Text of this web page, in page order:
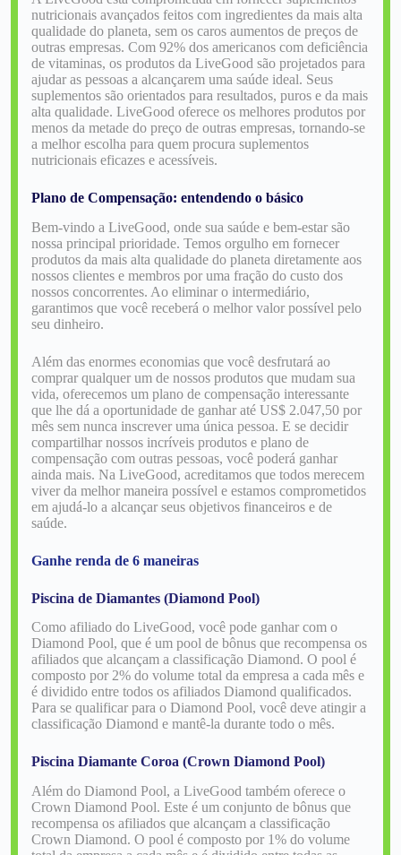
nutricionais avançados feitos com ingredientes da mais alta
qualidade do planeta, sem os caros aumentos de preços de
outras empresas. Com 92% dos americanos com deficiência
de vitaminas, os produtos da LiveGood são projetados para
ajudar as pessoas a alcançarem uma saúde ideal. Seus
suplementos são orientados para resultados, puros e da mais
alta qualidade. LiveGood oferece os melhores produtos por
menos da metade do preço de outras empresas, tornando-se
a melhor escolha para quem procura suplementos
nutricionais eficazes e acessíveis.
Plano de Compensação: entendendo o básico
Bem-vindo a LiveGood, onde sua saúde e bem-estar são
nossa principal prioridade. Temos orgulho em fornecer
produtos da mais alta qualidade do planeta diretamente aos
nossos clientes e membros por uma fração do custo dos
nossos concorrentes. Ao eliminar o intermediário,
garantimos que você receberá o melhor valor possível pelo
seu dinheiro.
Além das enormes economias que você desfrutará ao
comprar qualquer um de nossos produtos que mudam sua
vida, oferecemos um plano de compensação interessante
que lhe dá a oportunidade de ganhar até US$ 2.047,50 por
mês sem nunca inscrever uma única pessoa. E se decidir
compartilhar nossos incríveis produtos e plano de
compensação com outras pessoas, você poderá ganhar
ainda mais. Na LiveGood, acreditamos que todos merecem
viver da melhor maneira possível e estamos comprometidos
em ajudá-lo a alcançar seus objetivos financeiros e de
saúde.
Ganhe renda de 6 maneiras
Piscina de Diamantes (Diamond Pool)
Como afiliado do LiveGood, você pode ganhar com o
Diamond Pool, que é um pool de bônus que recompensa os
afiliados que alcançam a classificação Diamond. O pool é
composto por 2% do volume total da empresa a cada mês e
é dividido entre todos os afiliados Diamond qualificados.
Para se qualificar para o Diamond Pool, você deve atingir a
classificação Diamond e mantê-la durante todo o mês.
Piscina Diamante Coroa (Crown Diamond Pool)
Além do Diamond Pool, a LiveGood também oferece o
Crown Diamond Pool. Este é um conjunto de bônus que
recompensa os afiliados que alcançam a classificação
Crown Diamond. O pool é composto por 1% do volume